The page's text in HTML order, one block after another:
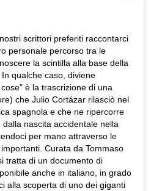
scrittori preferiti raccontarci
personale percorso tra le
la scintilla alla base della
qualche caso, diviene
è la trascrizione di una
che Julio Cortázar rilasciò nel
spagnola e che ne ripercorre
nascita accidentale nella
per mano attraverso le
Curata da Tommaso
tratta di un documento di
anche in italiano, in grado
alla scoperta di uno dei giganti